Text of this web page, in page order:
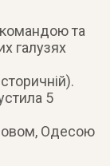
командою та
галузях
5
Одесою